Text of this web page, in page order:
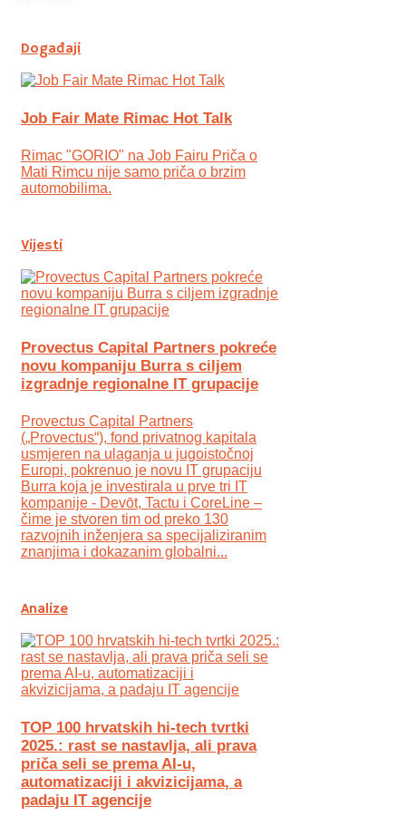
Događaji
Job Fair Mate Rimac Hot Talk
Rimac "GORIO" na Job Fairu Priča o
Mati Rimcu nije samo priča o brzim
automobilima.
Vijesti
Provectus Capital Partners pokreće
novu kompaniju Burra s ciljem
izgradnje regionalne IT grupacije
Provectus Capital Partners
(„Provectus“), fond privatnog kapitala
usmjeren na ulaganja u jugoistočnoj
Europi, pokrenuo je novu IT grupaciju
Burra koja je investirala u prve tri IT
kompanije - Devōt, Tactu i CoreLine –
čime je stvoren tim od preko 130
razvojnih inženjera sa specijaliziranim
znanjima i dokazanim globalni...
Analize
TOP 100 hrvatskih hi-tech tvrtki
2025.: rast se nastavlja, ali prava
priča seli se prema AI-u,
automatizaciji i akvizicijama, a
padaju IT agencije